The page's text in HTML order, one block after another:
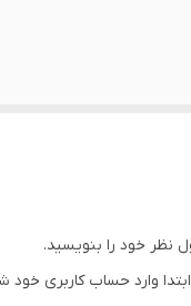
نظر خود را بنویسید.
وارد حساب کاربری خود